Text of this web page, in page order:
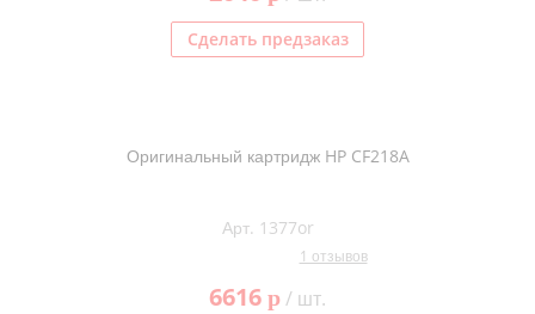
Сделать предзаказ
Оригинальный картридж HP CF218A
Арт. 1377or
1 отзывов
6616 p/ шт.